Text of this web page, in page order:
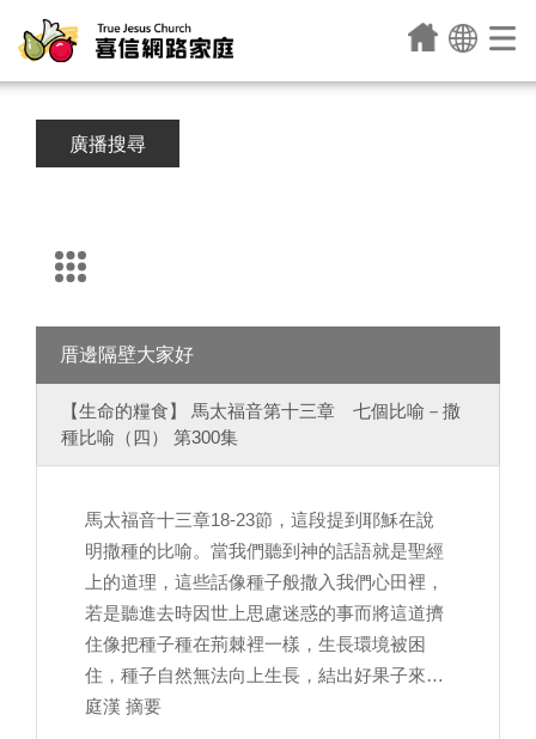
廣播搜尋
厝邊隔壁大家好
【生命的糧食】 馬太福音第十三章 七個比喻－撒
種比喻（四） 第300集
馬太福音十三章18-23節，這段提到耶穌在說
明撒種的比喻。當我們聽到神的話語就是聖經
上的道理，這些話像種子般撒入我們心田裡，
若是聽進去時因世上思慮迷惑的事而將這道擠
住像把種子種在荊棘裡一樣，生長環境被困
住，種子自然無法向上生長，結出好果子來…
庭漢 摘要